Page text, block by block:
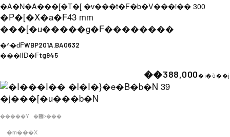
�A�N�A���[�T�[ �v���t�F�b�V���i�� 300
�P�[�X�a�F43 mm
���[�u�����g�F��������
�^�ԁFWBP201A.BA0632
���iID�Ftg945
��388,000�i�ō��j
�����Y �݌ɂ���
�m���X